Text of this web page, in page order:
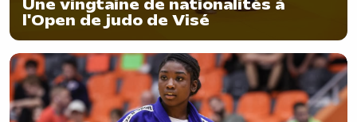
Une vingtaine de nationalités à
l'Open de judo de Visé